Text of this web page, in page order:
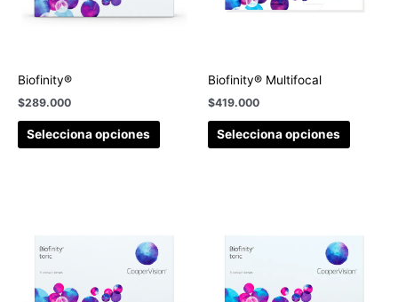
Biofinity®
$289.000
Selecciona opciones
Biofinity® Multifocal
$419.000
Selecciona opciones